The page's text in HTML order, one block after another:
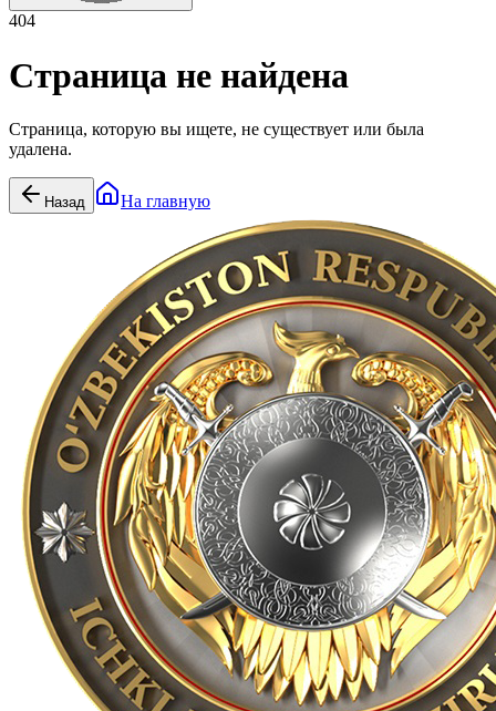
404
Страница не найдена
Страница, которую вы ищете, не существует или была
удалена.
Назад На главную